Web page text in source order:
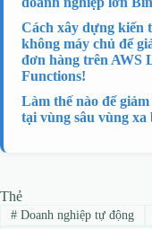
Cách xây dựng kiến
không máy chủ để
đơn hàng trên AWS
Functions!
Làm thế nào để
tại vùng sâu vùng xa
Thẻ
#Doanh nghiệp tự động